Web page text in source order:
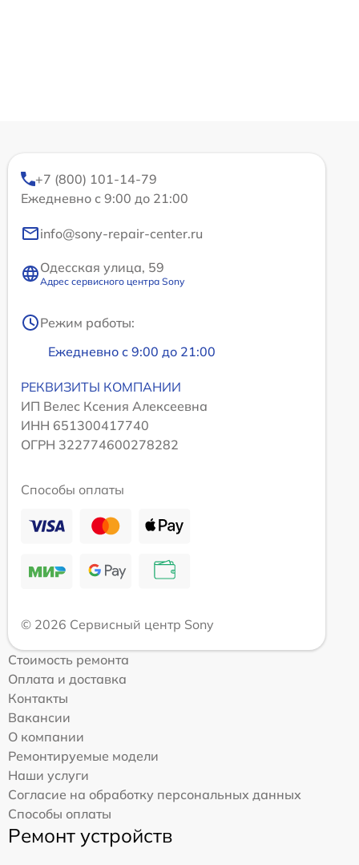
+7 (800) 101-14-79
Ежедневно с 9:00 до 21:00
info@sony-repair-center.ru
Одесская улица, 59
Адрес сервисного центра Sony
Режим работы:
Ежедневно с 9:00 до 21:00
РЕКВИЗИТЫ КОМПАНИИ
ИП Велес Ксения Алексеевна
ИНН 651300417740
ОГРН 322774600278282
Способы оплаты
© 2026 Сервисный центр Sony
Стоимость ремонта
Оплата и доставка
Контакты
Вакансии
О компании
Ремонтируемые модели
Наши услуги
Согласие на обработку персональных данных
Способы оплаты
Ремонт устройств